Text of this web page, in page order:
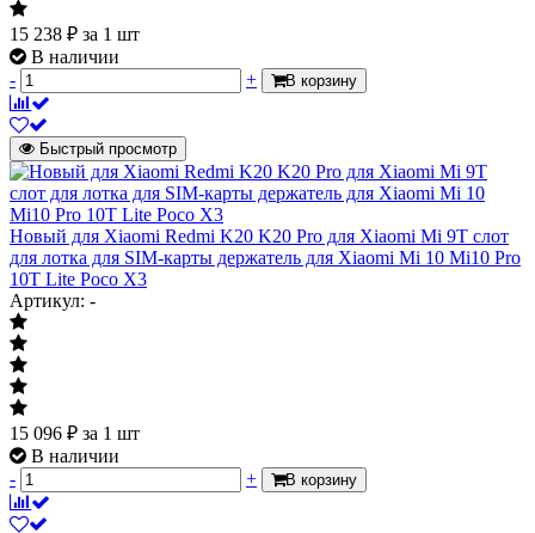
15 238 ₽ за 1 шт
В наличии
-
+ В корзину
Быстрый просмотр
Новый для Xiaomi Redmi K20 K20 Pro для Xiaomi Mi 9T слот
для лотка для SIM-карты держатель для Xiaomi Mi 10 Mi10 Pro
10T Lite Poco X3
Артикул: -
15 096 ₽ за 1 шт
В наличии
-
+ В корзину